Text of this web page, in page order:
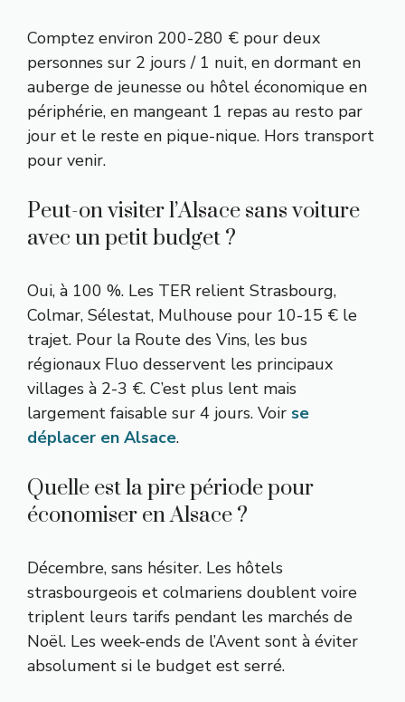
Comptez environ 200-280 € pour deux
personnes sur 2 jours / 1 nuit, en dormant en
auberge de jeunesse ou hôtel économique en
périphérie, en mangeant 1 repas au resto par
jour et le reste en pique-nique. Hors transport
pour venir.
Peut-on visiter l’Alsace sans voiture
avec un petit budget ?
Oui, à 100 %. Les TER relient Strasbourg,
Colmar, Sélestat, Mulhouse pour 10-15 € le
trajet. Pour la Route des Vins, les bus
régionaux Fluo desservent les principaux
villages à 2-3 €. C’est plus lent mais
largement faisable sur 4 jours. Voir se
déplacer en Alsace.
Quelle est la pire période pour
économiser en Alsace ?
Décembre, sans hésiter. Les hôtels
strasbourgeois et colmariens doublent voire
triplent leurs tarifs pendant les marchés de
Noël. Les week-ends de l’Avent sont à éviter
absolument si le budget est serré.